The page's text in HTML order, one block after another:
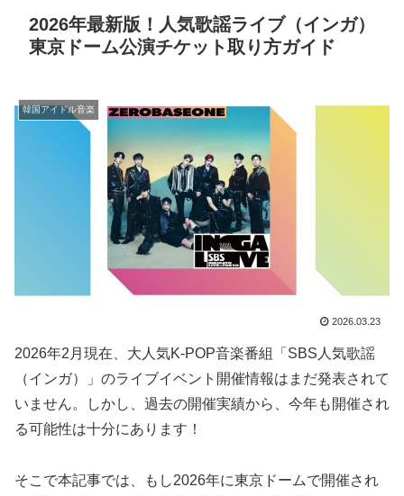
2026年最新版！人気歌謡ライブ（インガ）
東京ドーム公演チケット取り方ガイド
韓国アイドル音楽
2026.03.23
2026年2月現在、大人気K-POP音楽番組「SBS人気歌謡
（インガ）」のライブイベント開催情報はまだ発表されて
いません。しかし、過去の開催実績から、今年も開催され
る可能性は十分にあります！
そこで本記事では、もし2026年に東京ドームで開催され